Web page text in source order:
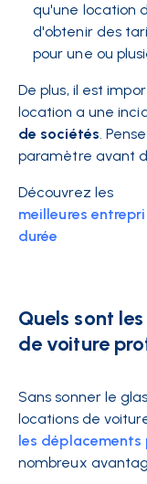
qu'une location
d'obtenir des
pour une ou
De plus, il est
location a une
de sociétés.
paramètre avant
Découvrez les
meilleures
durée
Quels sont
de voiture
Sans sonner le
locations de
les déplacements
nombreux